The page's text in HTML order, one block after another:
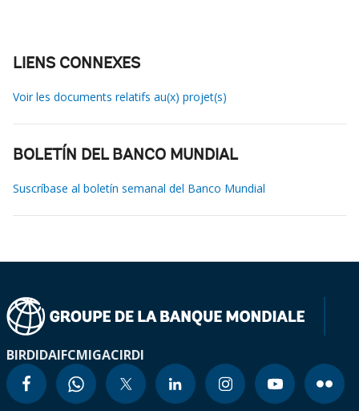
LIENS CONNEXES
Voir les documents relatifs au(x) projet(s)
BOLETÍN DEL BANCO MUNDIAL
Suscríbase al boletín semanal del Banco Mundial
BIRDIDAIFCMIGACIRDI